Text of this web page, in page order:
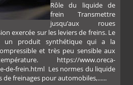
Rôle du liquide de
frein Transmettre
jusqu’aux roues
exercée sur les leviers de freins. Le
un produit synthétique qui a la
et très peu sensible aux
https://www.oreca-
de-frein.html Les normes du liquide
de freinages pour automobiles,......